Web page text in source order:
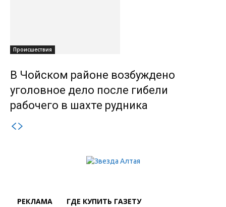
Происшествия
В Чойском районе возбуждено
уголовное дело после гибели
рабочего в шахте рудника
РЕКЛАМА ГДЕ КУПИТЬ ГАЗЕТУ